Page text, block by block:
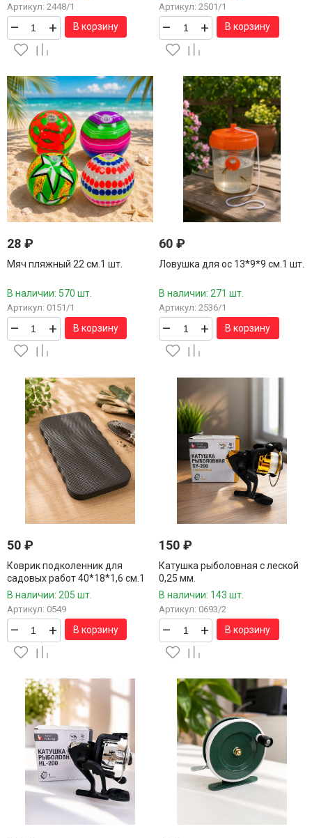
Артикул: 2448/1
– + В корзину
Артикул: 2501/1
– + В корзину
28 ₽
Мяч пляжный 22 см.1 шт.
В наличии: 570 шт.
Артикул: 0151/1
– + В корзину
60₽
Ловушка для ос 13*9*9 см.1 шт.
В наличии: 271 шт.
Артикул: 2536/1
– + В корзину
50 ₽
Коврик подколенник для
садовых работ 40*18*1,6 см.1
шт.
В наличии: 205 шт.
Артикул: 0549
– + В корзину
150₽
Катушка рыболовная с леской
0,25 мм.
В наличии: 143 шт.
Артикул: 0693/2
– + В корзину